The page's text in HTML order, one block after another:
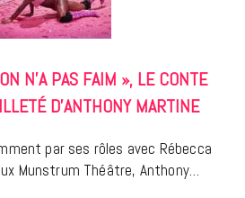
N’A PAS FAIM », LE CONTE
D’ANTHONY MARTINE
par ses rôles avec Rébecca
Munstrum Théâtre, Anthony…